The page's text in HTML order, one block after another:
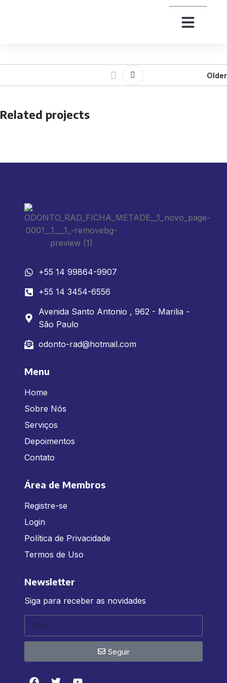
Older
Related projects
+55 14 99864-9907
+55 14 3454-6556
Avenida Santo Antonio , 962 - Marilia -
São Paulo
odonto-rad@hotmail.com
Menu
Home
Sobre Nós
Serviços
Depoimentos
Contato
Área de Membros
Registre-se
Login
Política de Privacidade
Termos de Uso
Newsletter
Siga para receber as novidades
Seguir